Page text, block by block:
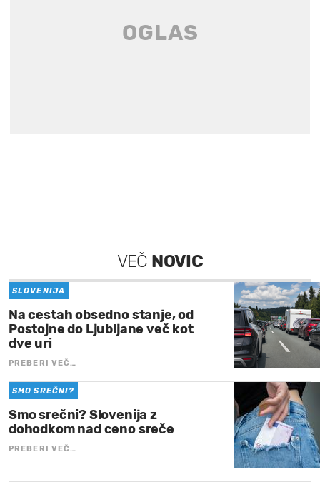
VEČ NOVIC
SLOVENIJA
Na cestah obsedno stanje, od
Postojne do Ljubljane več kot
dve uri
PREBERI VEČ…
SMO SREČNI?
Smo srečni? Slovenija z
dohodkom nad ceno sreče
PREBERI VEČ…